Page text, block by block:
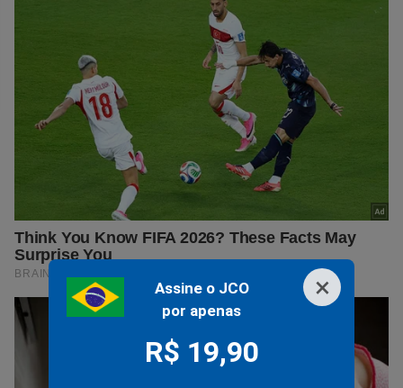
×
Assine o JCO
por apenas
R$ 19,90